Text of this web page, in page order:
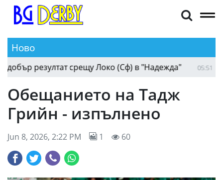
Ново
резултат срещу Локо (Сф) в "Надежда" 05:51 От
Обещанието на Тадж
Грийн - изпълнено
Jun 8, 2026, 2:22 PM 1 60